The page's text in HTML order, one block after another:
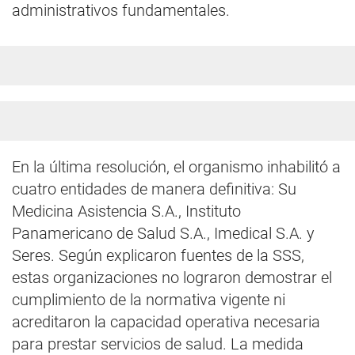
administrativos fundamentales.
En la última resolución, el organismo inhabilitó a
cuatro entidades de manera definitiva: Su
Medicina Asistencia S.A., Instituto
Panamericano de Salud S.A., Imedical S.A. y
Seres. Según explicaron fuentes de la SSS,
estas organizaciones no lograron demostrar el
cumplimiento de la normativa vigente ni
acreditaron la capacidad operativa necesaria
para prestar servicios de salud. La medida